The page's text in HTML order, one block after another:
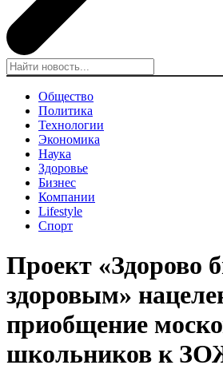
Общество
Политика
Технологии
Экономика
Наука
Здоровье
Бизнес
Компании
Lifestyle
Спорт
Проект «Здорово
здоровым»
приобщение
школьников к